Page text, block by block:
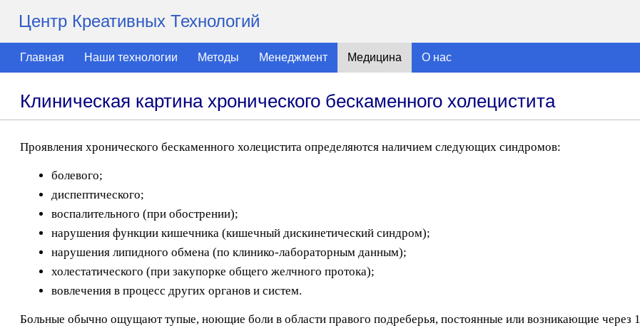
Центр Креативных Технологий
Главная Наши технологии Методы Менеджмент Медицина О нас
Клиническая картина хронического бескаменного холецистита
Проявления хронического бескаменного холецистита определяются наличием следующих синдромов:
болевого;
диспептического;
воспалительного (при обострении);
нарушения функции кишечника (кишечный дискинетический синдром);
нарушения липидного обмена (по клинико-лабораторным данным);
холестатического (при закупорке общего желчного протока);
вовлечения в процесс других органов и систем.
Больные обычно ощущают тупые, ноющие боли в области правого подреберья, постоянные или возникающие через